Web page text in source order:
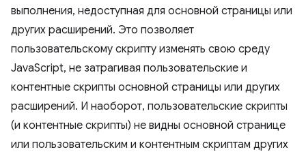
выполнения, недоступная для основной страницы или
других расширений. Это позволяет
пользовательскому скрипту изменять свою среду
JavaScript, не затрагивая пользовательские и
контентные скрипты основной страницы или других
расширений. И наоборот, пользовательские скрипты
(и контентные скрипты) не видны основной странице
или пользовательским и контентным скриптам других